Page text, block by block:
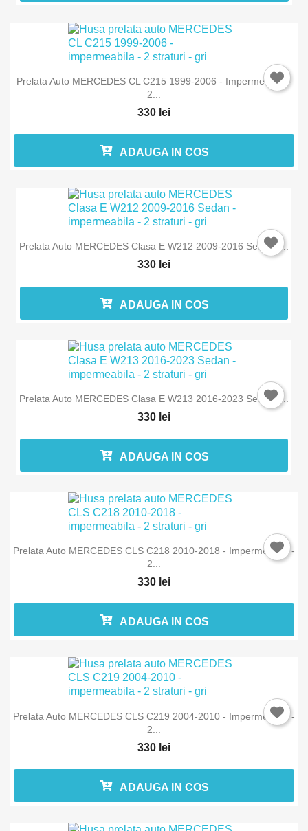
Prelata Auto MERCEDES CL C215 1999-2006 - Impermeabila -
2...
330 lei
ADAUGA IN COS
Prelata Auto MERCEDES Clasa E W212 2009-2016 Sedan -...
330 lei
ADAUGA IN COS
Prelata Auto MERCEDES Clasa E W213 2016-2023 Sedan -...
330 lei
ADAUGA IN COS
Prelata Auto MERCEDES CLS C218 2010-2018 - Impermeabila -
2...
330 lei
ADAUGA IN COS
Prelata Auto MERCEDES CLS C219 2004-2010 - Impermeabila -
2...
330 lei
ADAUGA IN COS